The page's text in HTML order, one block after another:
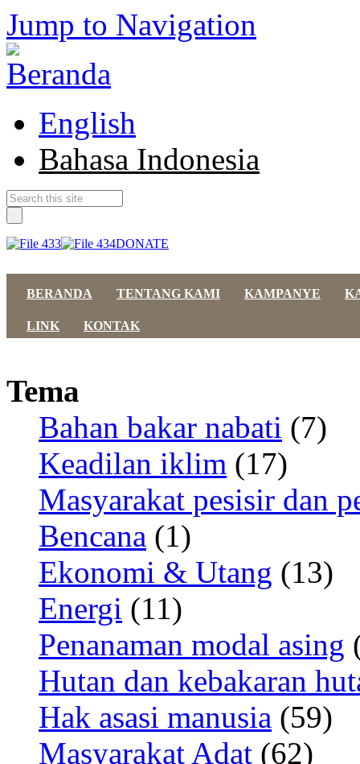
Jump to Navigation
English
Bahasa Indonesia
DONATE
BERANDA TENTANG KAMI KAMPANYE
LINK KONTAK
Tema
Bahan bakar nabati (7)
Keadilan iklim (17)
Masyarakat pesisir dan
Bencana (1)
Ekonomi & Utang (13)
Energi (11)
Penanaman modal asing
Hutan dan kebakaran
Hak asasi manusia (59)
Masyarakat Adat (62)